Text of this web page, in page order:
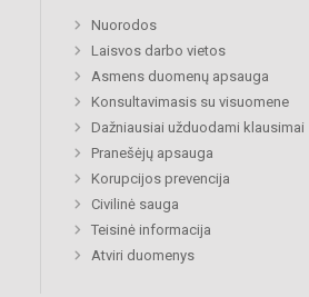
Nuorodos
Laisvos darbo vietos
Asmens duomenų apsauga
Konsultavimasis su visuomene
Dažniausiai užduodami klausimai
Pranešėjų apsauga
Korupcijos prevencija
Civilinė sauga
Teisinė informacija
Atviri duomenys